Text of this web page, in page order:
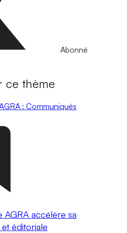
Abonné
ce thème
: Communiqués
accélère sa
éditoriale